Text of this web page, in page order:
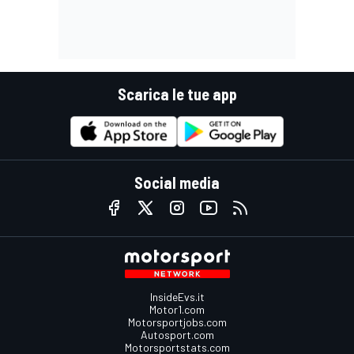
Scarica le tue app
Social media
InsideEvs.it
Motor1.com
Motorsportjobs.com
Autosport.com
Motorsportstats.com